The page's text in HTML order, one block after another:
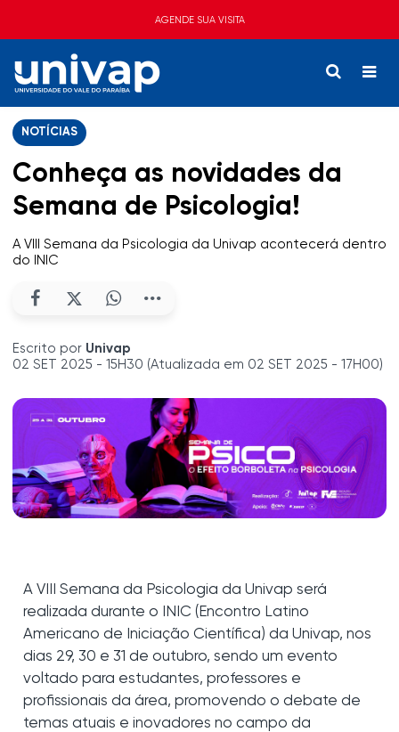
AGENDE SUA VISITA
NOTÍCIAS
Conheça as novidades da
Semana de Psicologia!
A VIII Semana da Psicologia da Univap acontecerá dentro
do INIC
Escrito por Univap
02 SET 2025 - 15H30 (Atualizada em 02 SET 2025 - 17H00)
A VIII Semana da Psicologia da Univap será
realizada durante o INIC (Encontro Latino
Americano de Iniciação Científica) da Univap, nos
dias 29, 30 e 31 de outubro, sendo um evento
voltado para estudantes, professores e
profissionais da área, promovendo o debate de
temas atuais e inovadores no campo da